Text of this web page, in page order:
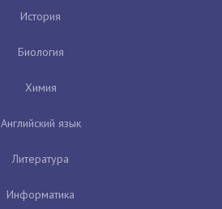
История
Биология
Химия
Английский язык
Литература
Информатика